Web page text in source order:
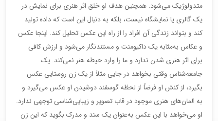
متدولوژیک می‌شود. همچنین هدف او خلق اثر هنری برای نمایش در
یک گالری یا نمایشگاه نیست، بلکه به دنبال این است که داده تولید
کند و بتواند زندگی آن افراد را از راه این عکس تحلیل کند. اینجا عکس
و عکاس به‌مثابه یک داکیومنت و مستندنگار می‌شود و ارزش کافی
برای اثر هنری شدن ندارد و ما را وارد حیطه هنر نمی‌کند. یک
جامعه‌شناس وقتی بخواهد در جایی مثلاً از یک زن روستایی عکس
بگیرد، از کنش او فرضاً از لحظه گوسفند دوشیدن او عکس می‌گیرد و
به المان‌های هنری موجود در قاب تصویر و زیبایی‌شناسی توجهی ندارد.
او می‌خواهد با این عکس به‌عنوان یک سند و مدرک بگوید که این زن